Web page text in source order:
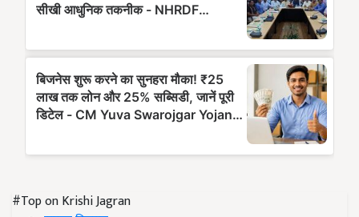
#Top on Krishi Jagran